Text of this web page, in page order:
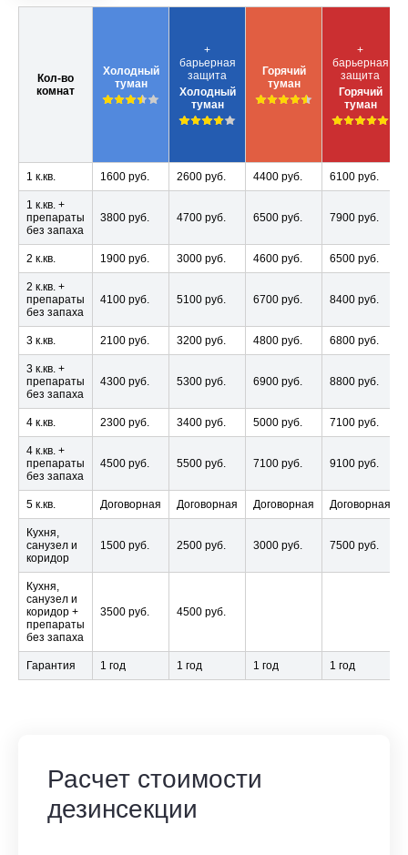
Кол-во
комнат
Холодный
туман
+
барьерная
защита
Холодный
туман
Горячий
туман
+
барьерная
защита
Горячий
туман
1 к.кв. 1600 руб. 2600 руб. 4400 руб. 6100 руб.
1 к.кв. +
препараты
без запаха
3800 руб. 4700 руб. 6500 руб. 7900 руб.
2 к.кв. 1900 руб. 3000 руб. 4600 руб. 6500 руб.
2 к.кв. +
препараты
без запаха
4100 руб. 5100 руб. 6700 руб. 8400 руб.
3 к.кв. 2100 руб. 3200 руб. 4800 руб. 6800 руб.
3 к.кв. +
препараты
без запаха
4300 руб. 5300 руб. 6900 руб. 8800 руб.
4 к.кв. 2300 руб. 3400 руб. 5000 руб. 7100 руб.
4 к.кв. +
препараты
без запаха
4500 руб. 5500 руб. 7100 руб. 9100 руб.
5 к.кв. Договорная Договорная Договорная Договорная
Кухня,
санузел и
коридор
1500 руб. 2500 руб. 3000 руб. 7500 руб.
Кухня,
санузел и
коридор +
препараты
без запаха
3500 руб. 4500 руб.
Гарантия 1 год 1 год 1 год 1 год
Расчет стоимости
дезинсекции